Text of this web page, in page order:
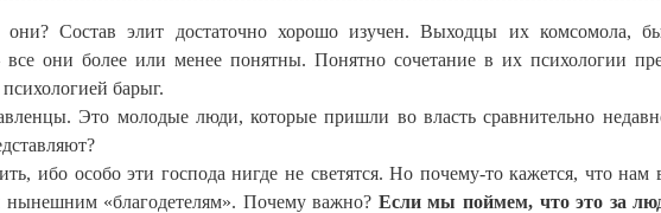
Состав элит достаточно хорошо изучен. Выходцы их комсомола,
они более или менее понятны. Понятно сочетание в их психологии
барыг.
Это молодые люди, которые пришли во власть сравнительно
ибо особо эти господа нигде не светятся. Но почему-то кажется, что нам
«благодетелям». Почему важно? Если мы поймем, что это за